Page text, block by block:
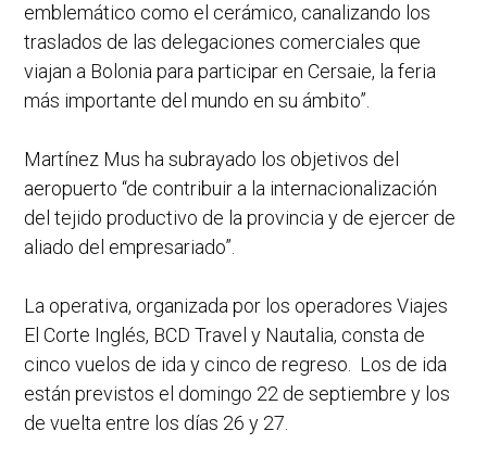
emblemático como el cerámico, canalizando los
traslados de las delegaciones comerciales que
viajan a Bolonia para participar en Cersaie, la feria
más importante del mundo en su ámbito”.
Martínez Mus ha subrayado los objetivos del
aeropuerto “de contribuir a la internacionalización
del tejido productivo de la provincia y de ejercer de
aliado del empresariado”.
La operativa, organizada por los operadores Viajes
El Corte Inglés, BCD Travel y Nautalia, consta de
cinco vuelos de ida y cinco de regreso. Los de ida
están previstos el domingo 22 de septiembre y los
de vuelta entre los días 26 y 27.